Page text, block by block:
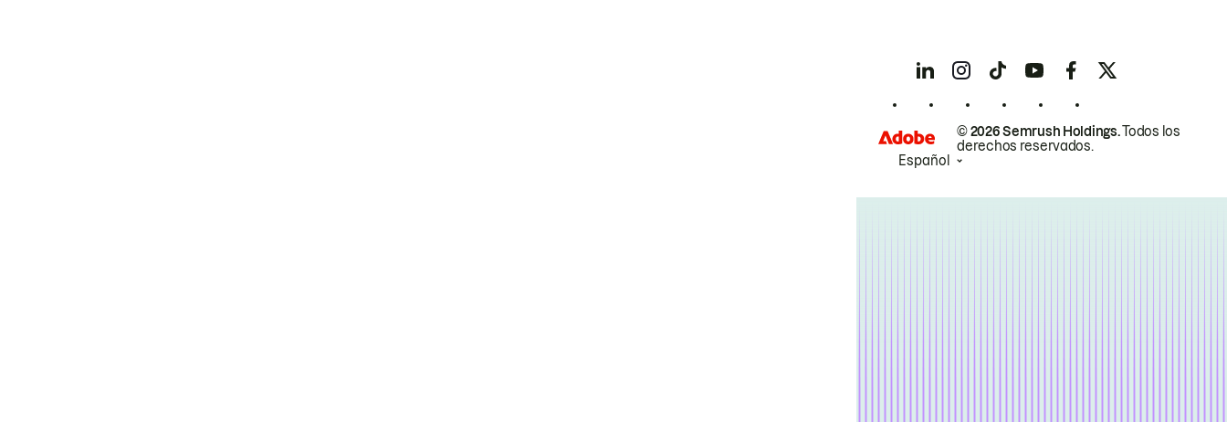
© 2026 Semrush Holdings.Todos los
derechos reservados.
Español